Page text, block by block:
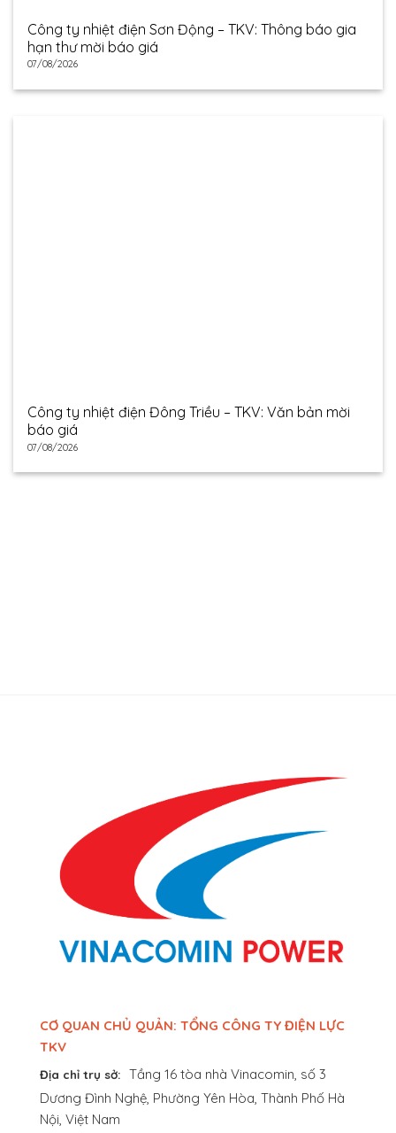
Công ty nhiệt điện Sơn Động – TKV: Thông báo gia
hạn thư mời báo giá
07/08/2026
Công ty nhiệt điện Đông Triều – TKV: Văn bản mời
báo giá
07/08/2026
CƠ QUAN CHỦ QUẢN: TỔNG CÔNG TY ĐIỆN LỰC
TKV
Địa chỉ trụ sở: Tầng 16 tòa nhà Vinacomin, số 3
Dương Đình Nghệ, Phường Yên Hòa, Thành Phố Hà
Nội, Việt Nam